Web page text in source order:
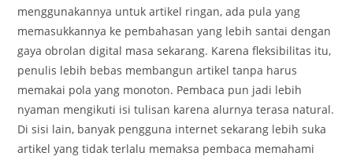
menggunakannya untuk artikel ringan, ada pula yang
memasukkannya ke pembahasan yang lebih santai dengan
gaya obrolan digital masa sekarang. Karena fleksibilitas itu,
penulis lebih bebas membangun artikel tanpa harus
memakai pola yang monoton. Pembaca pun jadi lebih
nyaman mengikuti isi tulisan karena alurnya terasa natural.
Di sisi lain, banyak pengguna internet sekarang lebih suka
artikel yang tidak terlalu memaksa pembaca memahami